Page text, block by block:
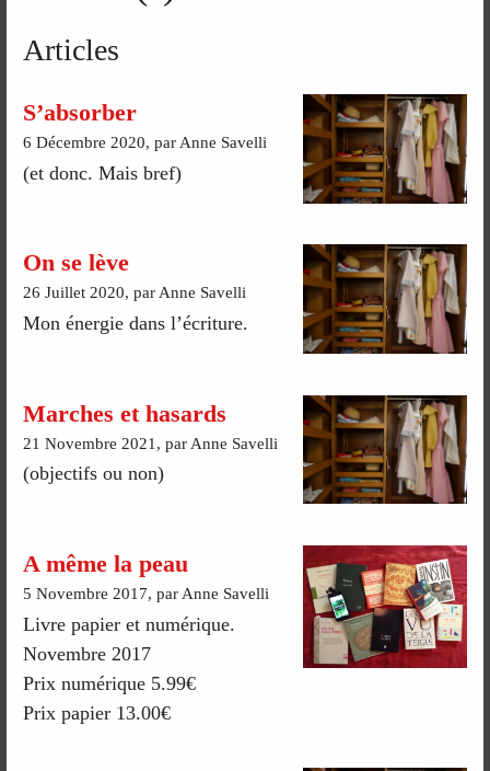
Articles
S’absorber
6 Décembre 2020, par Anne Savelli
(et donc. Mais bref)
On se lève
26 Juillet 2020, par Anne Savelli
Mon énergie dans l’écriture.
Marches et hasards
21 Novembre 2021, par Anne Savelli
(objectifs ou non)
A même la peau
5 Novembre 2017, par Anne Savelli
Livre papier et numérique.
Novembre 2017
Prix numérique 5.99€
Prix papier 13.00€